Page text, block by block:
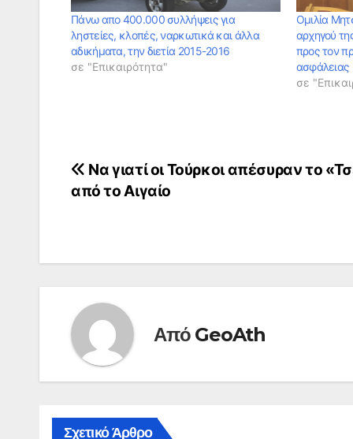
Πάνω απο 400.000 συλλήψεις για
ληστείες, κλοπές, ναρκωτικά και άλλα
αδικήματα, την διετία 2015-2016
σε "Επικαιρότητα"
Ομιλία
αρχηγού
προς τον
σε
Πλοήγηση
άρθρων
Να γιατί οι Τούρκοι απέσυραν το
από το Αιγαίο
Από GeoAth
Σχετικό Άρθρο